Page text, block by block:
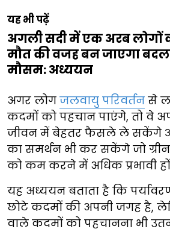
यह भी पढ़ें
अगली सदी में एक अरब लोगों
मौत की वजह बन जाएगा
मौसम: अध्ययन
अगर लोग जलवायु परिवर्तन से
कदमों को पहचान पाएंगे, तो वे
जीवन में बेहतर फैसले ले सकेंगे
का समर्थन भी कर सकेंगे जो
को कम करने में अधिक प्रभावी
यह अध्ययन बताता है कि
छोटे कदमों की अपनी जगह है,
वाले कदमों को पहचानना भी